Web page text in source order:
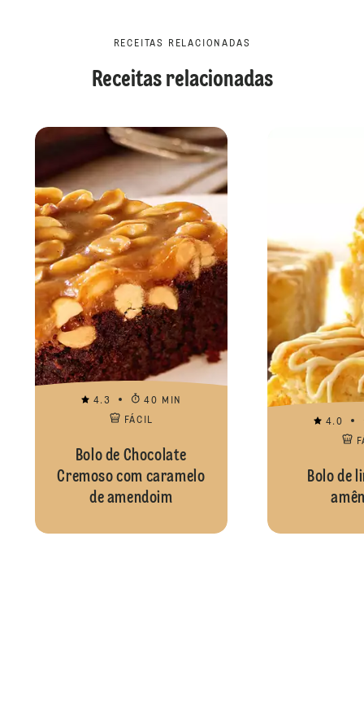
RECEITAS RELACIONADAS
Receitas relacionadas
4.3
40 MIN
FÁCIL
Bolo de Chocolate
Cremoso com caramelo
de amendoim
4.0
Bolo de